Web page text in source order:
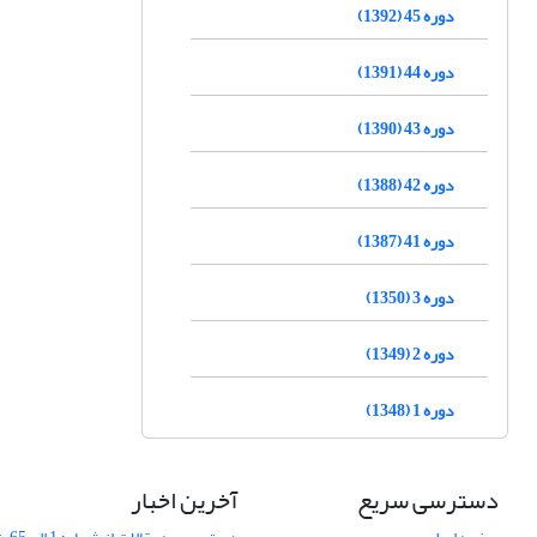
دوره 45 (1392)
دوره 44 (1391)
دوره 43 (1390)
دوره 42 (1388)
دوره 41 (1387)
دوره 3 (1350)
دوره 2 (1349)
دوره 1 (1348)
دسترسی سریع آخرین اخبار